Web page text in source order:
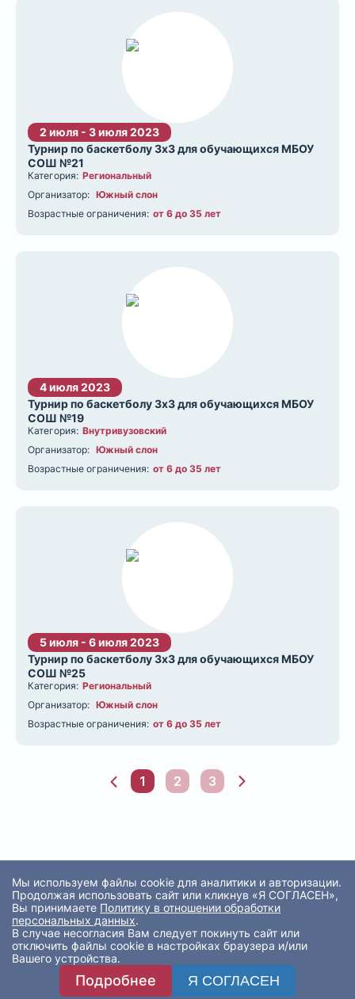
2 июля - 3 июля 2023
Турнир по баскетболу 3х3 для обучающихся МБОУ
СОШ №21
Категория: Региональный
Организатор: Южный слон
Возрастные ограничения: от 6 до 35 лет
4 июля 2023
Турнир по баскетболу 3х3 для обучающихся МБОУ
СОШ №19
Категория: Внутривузовский
Организатор: Южный слон
Возрастные ограничения: от 6 до 35 лет
5 июля - 6 июля 2023
Турнир по баскетболу 3х3 для обучающихся МБОУ
СОШ №25
Категория: Региональный
Организатор: Южный слон
Возрастные ограничения: от 6 до 35 лет
1 2 3
Мы используем файлы cookie для аналитики и авторизации.
Продолжая использовать сайт или кликнув «Я СОГЛАСЕН»,
Вы принимаете Политику в отношении обработки
персональных данных.
В случае несогласия Вам следует покинуть сайт или
отключить файлы cookie в настройках браузера и/или
Вашего устройства.
Подробнее Я СОГЛАСЕН